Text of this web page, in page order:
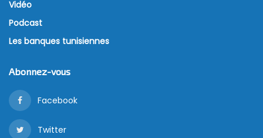
Vidéo
Podcast
Les banques tunisiennes
Abonnez-vous
Facebook
Twitter